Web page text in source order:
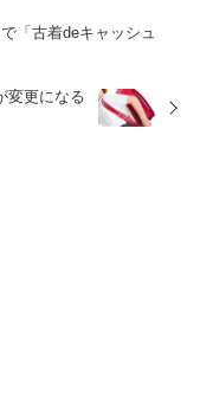
「古着deキャッシュ
変更になる